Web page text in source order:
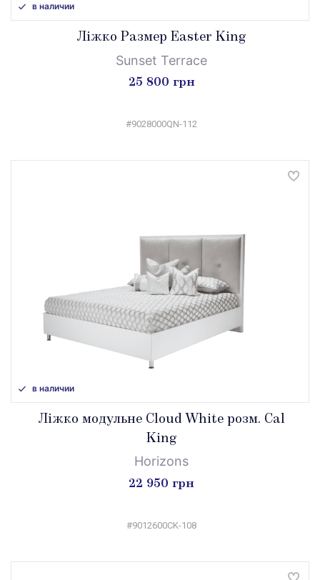
в наличии
Ліжко Размер Easter King
Sunset Terrace
25 800 грн
#9028000QN-112
в наличии
Ліжко модульне Cloud White розм. Cal
King
Horizons
22 950 грн
#9012600CK-108